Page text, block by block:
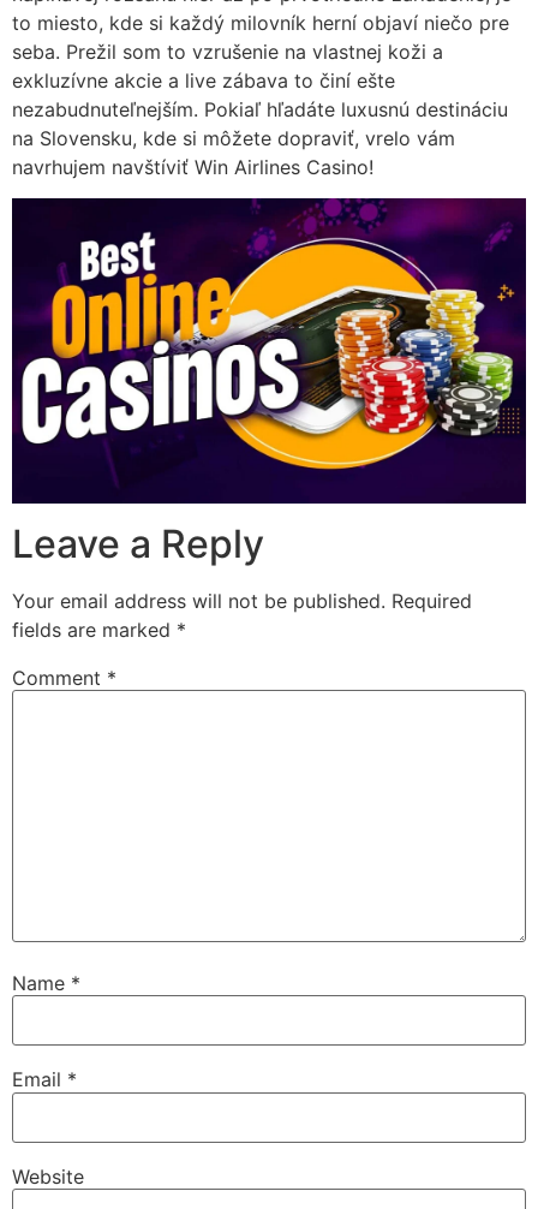
to miesto, kde si každý milovník herní objaví niečo pre
seba. Prežil som to vzrušenie na vlastnej koži a
exkluzívne akcie a live zábava to činí ešte
nezabudnuteľnejším. Pokiaľ hľadáte luxusnú destináciu
na Slovensku, kde si môžete dopraviť, vrelo vám
navrhujem navštíviť Win Airlines Casino!
Leave a Reply
Your email address will not be published. Required
fields are marked *
Comment *
Name *
Email *
Website